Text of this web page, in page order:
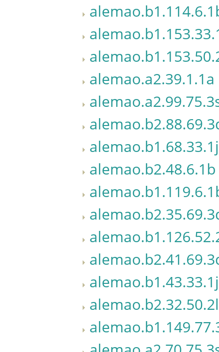
alemao.a2.39.1.1a
alemao.b1.68.33.1j
alemao.b2.48.6.1b
alemao.b1.43.33.1j
alemao.b2.32.50.2l